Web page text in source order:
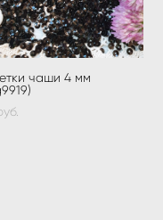
чаши 4 мм